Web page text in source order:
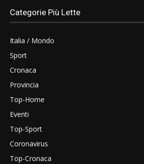
Categorie Più Lette
Italia / Mondo
Sport
Cronaca
Provincia
Top-Home
Eventi
Top-Sport
Coronavirus
Top-Cronaca